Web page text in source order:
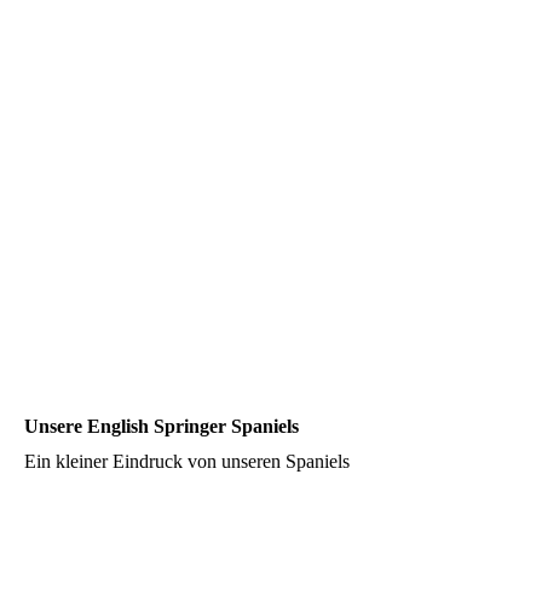
Unsere English Springer Spaniels
Ein kleiner Eindruck von unseren Spaniels